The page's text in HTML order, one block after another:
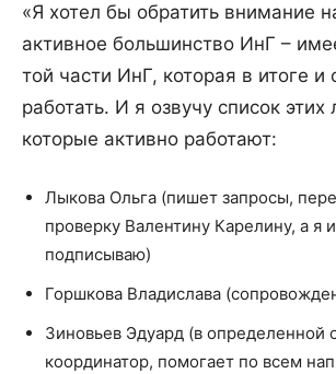
«Я хотел бы обратить внимание
активное большинство ИнГ –
той части ИнГ, которая в итоге и
работать. И я озвучу список
которые активно работают:
Лыкова Ольга (пишет запросы,
проверку Валентину Карелину, а я
подписываю)
Горшкова Владислава
Зиновьев Эдуард (в определенной
координатор, помогает по всем